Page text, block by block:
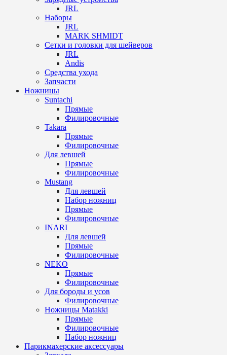
JRL
Наборы
JRL
MARK SHMIDT
Сетки и головки для шейверов
JRL
Andis
Средства ухода
Запчасти
Ножницы
Suntachi
Прямые
Филировочные
Takara
Прямые
Филировочные
Для левшей
Прямые
Филировочные
Mustang
Для левшей
Набор ножниц
Прямые
Филировочные
INARI
Для левшей
Прямые
Филировочные
NEKO
Прямые
Филировочные
Для бороды и усов
Филировочные
Ножницы Matakki
Прямые
Филировочные
Набор ножниц
Парикмахерские аксессуары